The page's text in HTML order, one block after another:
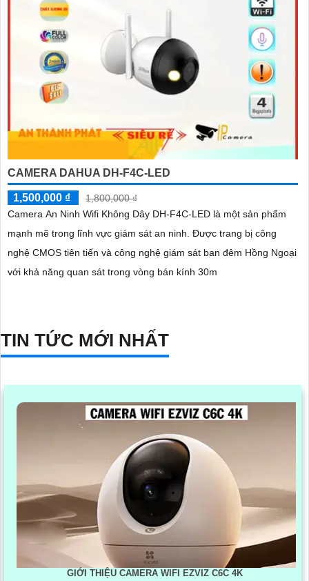
CAMERA DAHUA DH-F4C-LED
1,500,000 ₫
1,800,000 ₫
Camera An Ninh Wifi Không Dây DH-F4C-LED là một sản phẩm
mạnh mẽ trong lĩnh vực giám sát an ninh. Được trang bị công
nghệ CMOS tiên tiến và công nghệ giám sát ban đêm Hồng Ngoại
với khả năng quan sát trong vòng bán kính 30m
TIN TỨC MỚI NHẤT
GIỚI THIỆU CAMERA WIFI EZVIZ C6C 4K